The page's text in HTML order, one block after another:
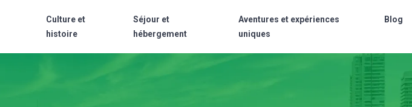
Culture et
histoire
Séjour et
hébergement
Aventures et expériences
uniques
Blog